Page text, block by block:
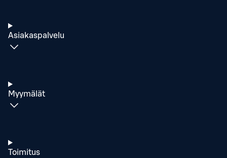
Asiakaspalvelu
Myymälät
Toimitus